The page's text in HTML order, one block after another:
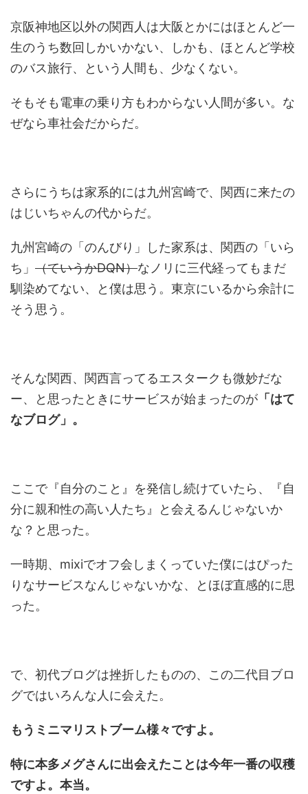
京阪神地区以外の関西人は大阪とかにはほとんど一
生のうち数回しかいかない、しかも、ほとんど学校
のバス旅行、という人間も、少なくない。
そもそも電車の乗り方もわからない人間が多い。な
ぜなら車社会だからだ。
さらにうちは家系的には九州宮崎で、関西に来たの
はじいちゃんの代からだ。
九州宮崎の「のんびり」した家系は、関西の「いら
ち」 （ていうかDQN）なノリに三代経ってもまだ
馴染めてない、と僕は思う。東京にいるから余計に
そう思う。
そんな関西、関西言ってるエスタークも微妙だな
ー、と思ったときにサービスが始まったのが 「はて
なブログ」。
ここで『自分のこと』を発信し続けていたら、『自
分に親和性の高い人たち』と会えるんじゃないか
な？と思った。
一時期、mixiでオフ会しまくっていた僕にはぴった
りなサービスなんじゃないかな、とほぼ直感的に思
った。
で、初代ブログは挫折したものの、この二代目ブロ
グではいろんな人に会えた。
もうミニマリストブーム様々ですよ。
特に本多メグさんに出会えたことは今年一番の収穫
ですよ。本当。